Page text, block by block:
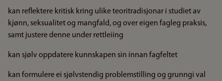
kan reflektere kritisk kring ulike teoritradisjonar i studiet av
kjønn, seksualitet og mangfald, og over eigen fagleg praksis,
samt justere denne under rettleiing
kan sjølv oppdatere kunnskapen sin innan fagfeltet
kan formulere ei sjølvstendig problemstilling og grunngi val